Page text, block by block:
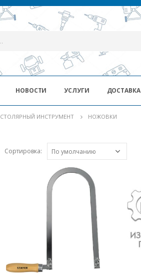
НОВОСТИ УСЛУГИ ДОСТАВКА
СТОЛЯРНЫЙ ИНСТРУМЕНТ НОЖОВКИ
Сортировка: